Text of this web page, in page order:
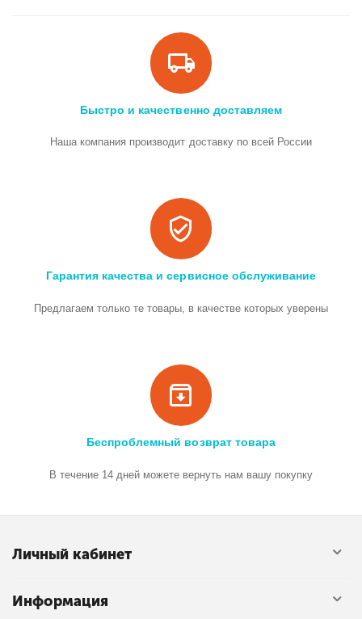
Быстро и качественно доставляем
Наша компания производит доставку по всей России
Гарантия качества и сервисное обслуживание
Предлагаем только те товары, в качестве которых уверены
Беспроблемный возврат товара
В течение 14 дней можете вернуть нам вашу покупку
Личный кабинет
Информация